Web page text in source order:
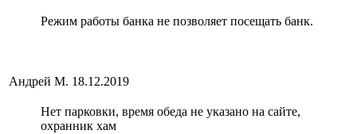
Режим работы банка не позволяет посещать банк.
Андрей М. 18.12.2019
Нет парковки, время обеда не указано на сайте,
охранник хам